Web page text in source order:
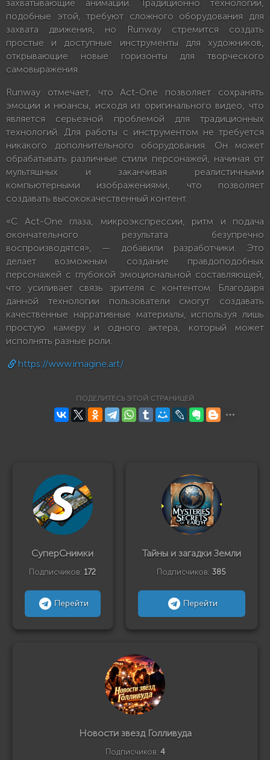
захватывающие анимации. Традиционно технологии,
подобные этой, требуют сложного оборудования для
захвата движения, но Runway стремится создать
простые и доступные инструменты для художников,
открывающие новые горизонты для творческого
самовыражения.
Runway отмечает, что Act-One позволяет сохранять
эмоции и нюансы, исходя из оригинального видео, что
является серьезной проблемой для традиционных
технологий. Для работы с инструментом не требуется
никакого дополнительного оборудования. Он может
обрабатывать различные стили персонажей, начиная от
мультяшных и заканчивая реалистичными
компьютерными изображениями, что позволяет
создавать высококачественный контент.
«С Act-One глаза, микроэкспрессии, ритм и подача
окончательного результата безупречно
воспроизводятся», — добавили разработчики. Это
делает возможным создание правдоподобных
персонажей с глубокой эмоциональной составляющей,
что усиливает связь зрителя с контентом. Благодаря
данной технологии пользователи смогут создавать
качественные нарративные материалы, используя лишь
простую камеру и одного актера, который может
исполнять разные роли.
https://www.imagine.art/
ПОДЕЛИТЕСЬ ЭТОЙ СТРАНИЦЕЙ
СуперСнимки
Подписчиков: 172
Перейти
Тайны и загадки Земли
Подписчиков: 385
Перейти
Новости звезд Голливуда
Подписчиков: 4